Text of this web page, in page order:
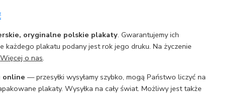
oryginalne polskie plakaty. Gwarantujemy ich
każdego plakatu podany jest rok jego druku. Na życzenie
Więcej o nas.
online — przesyłki wysyłamy szybko, mogą Państwo liczyć na
plakaty. Wysyłka na cały świat. Możliwy jest także